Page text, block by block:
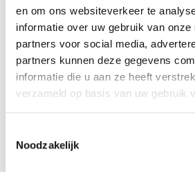
en om ons websiteverkeer te
informatie over uw gebruik van onze
partners voor social media,
partners kunnen deze gegevens
informatie die u aan ze heeft
verzameld op basis van uw gebruik
Noodzakelijk
Daily - OL90HSL001